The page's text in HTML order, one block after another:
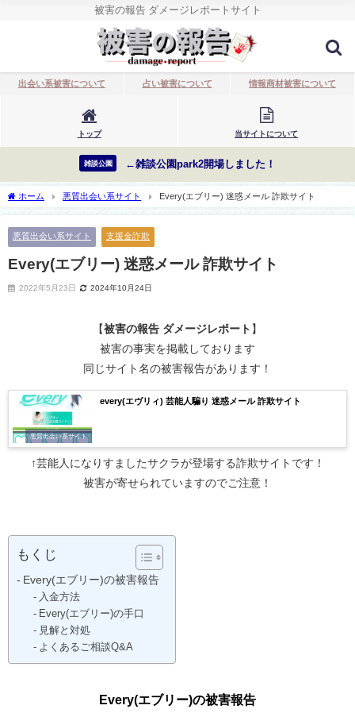
被害の報告 ダメージレポートサイト
出会い系被害について 占い被害について 情報商材被害について
トップ 当サイトについて
雑談公園 ←雑談公園park2開場しました！
ホーム 悪質出会い系サイト Every(エブリー) 迷惑メール 詐欺サイト
悪質出会い系サイト 支援金詐欺
Every(エブリー) 迷惑メール 詐欺サイト
2022年5月23日 2024年10月24日
【被害の報告 ダメージレポート 】
被害の事実を掲載しております
同じサイト名の被害報告があります！
悪質出会い系サイト
every(エヴリィ) 芸能人騙り 迷惑メール 詐欺サイト
↑芸能人になりすましたサクラが登場する詐欺サイトです！
被害が寄せられていますのでご注意！
もくじ
Every(エブリー)の被害報告
入金方法
Every(エブリー)の手口
見解と対処
よくあるご相談Q&A
Every(エブリー)の被害報告